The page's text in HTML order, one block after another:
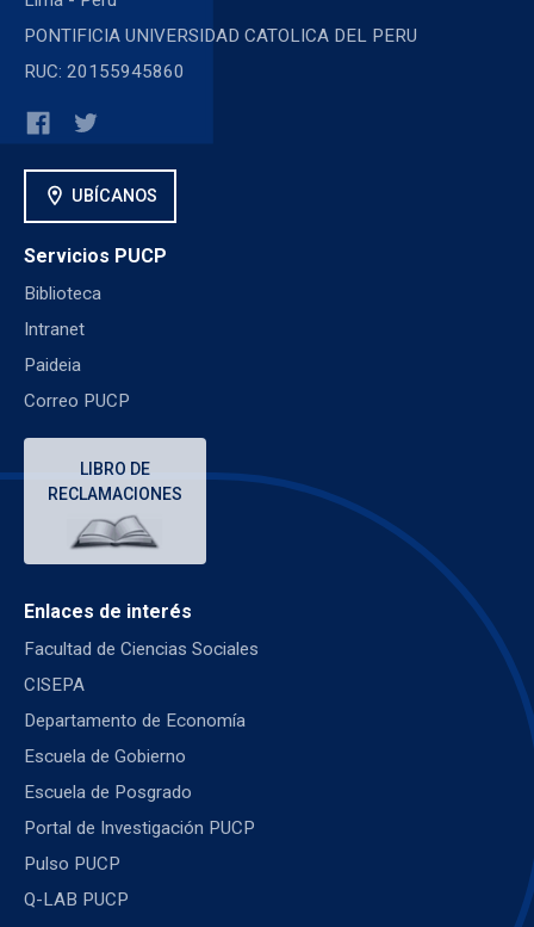
PONTIFICIA UNIVERSIDAD CATOLICA DEL PERU
RUC: 20155945860
location_on UBÍCANOS
Servicios PUCP
Biblioteca
Intranet
Paideia
Correo PUCP
LIBRO DE
RECLAMACIONES
Enlaces de interés
Facultad de Ciencias Sociales
CISEPA
Departamento de Economía
Escuela de Gobierno
Escuela de Posgrado
Portal de Investigación PUCP
Pulso PUCP
Q-LAB PUCP